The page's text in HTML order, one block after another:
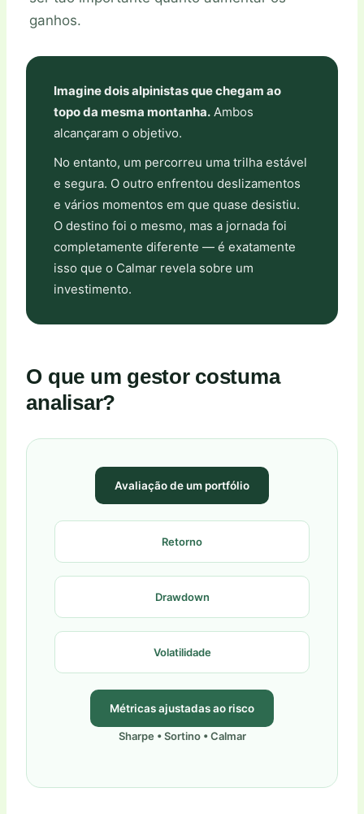
ganhos.
Imagine dois alpinistas que chegam ao
topo da mesma montanha. Ambos
alcançaram o objetivo.
No entanto, um percorreu uma trilha estável
e segura. O outro enfrentou deslizamentos
e vários momentos em que quase desistiu.
O destino foi o mesmo, mas a jornada foi
completamente diferente — é exatamente
isso que o Calmar revela sobre um
investimento.
O que um gestor costuma
analisar?
Avaliação de um portfólio
Retorno
Drawdown
Volatilidade
Métricas ajustadas ao risco
Sharpe • Sortino • Calmar